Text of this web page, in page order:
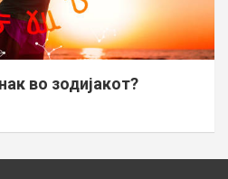
во зодијакот?